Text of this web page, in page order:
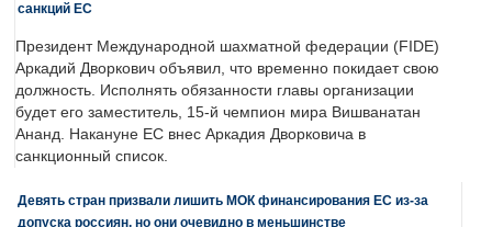
санкций ЕС
Президент Международной шахматной федерации (FIDE)
Аркадий Дворкович объявил, что временно покидает свою
должность. Исполнять обязанности главы организации
будет его заместитель, 15-й чемпион мира Вишванатан
Ананд. Накануне ЕС внес Аркадия Дворковича в
санкционный список.
Девять стран призвали лишить МОК финансирования ЕС из-за
допуска россиян, но они очевидно в меньшинстве